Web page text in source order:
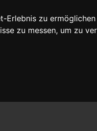
zu
zu messen, um zu